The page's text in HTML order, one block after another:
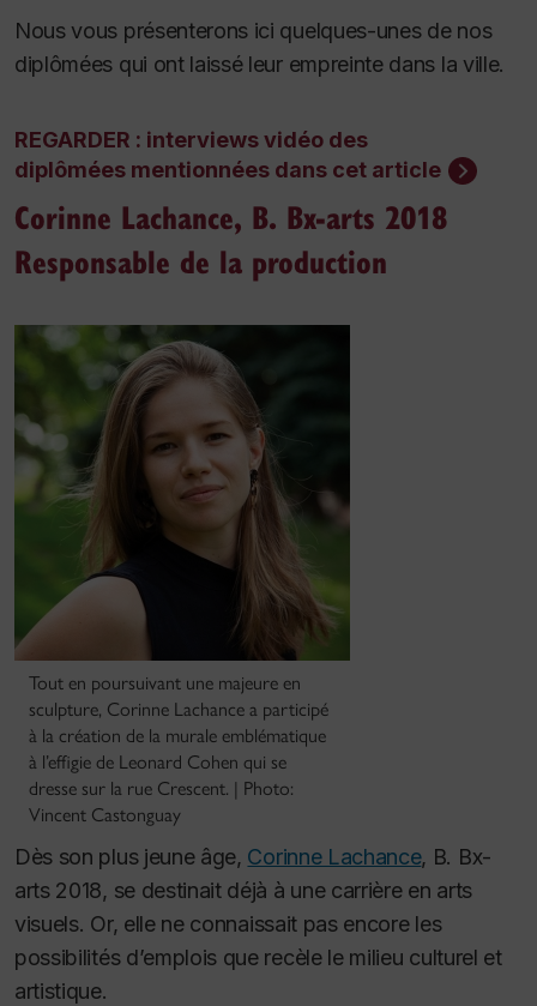
Nous vous présenterons ici quelques-unes de nos
diplômées qui ont laissé leur empreinte dans la ville.
REGARDER : interviews vidéo des
diplômées mentionnées dans cet article
Corinne Lachance, B. Bx-arts 2018
Responsable de la production
Tout en poursuivant une majeure en
sculpture, Corinne Lachance a participé
à la création de la murale emblématique
à l’effigie de Leonard Cohen qui se
dresse sur la rue Crescent. | Photo:
Vincent Castonguay
Dès son plus jeune âge, Corinne Lachance, B. Bx-
arts 2018, se destinait déjà à une carrière en arts
visuels. Or, elle ne connaissait pas encore les
possibilités d’emplois que recèle le milieu culturel et
artistique.